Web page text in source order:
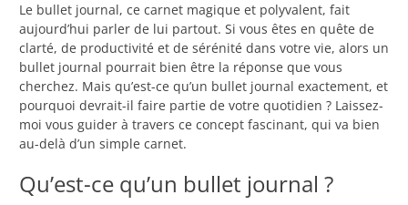
Le bullet journal, ce carnet magique et polyvalent, fait
aujourd’hui parler de lui partout. Si vous êtes en quête de
clarté, de productivité et de sérénité dans votre vie, alors un
bullet journal pourrait bien être la réponse que vous
cherchez. Mais qu’est-ce qu’un bullet journal exactement, et
pourquoi devrait-il faire partie de votre quotidien ? Laissez-
moi vous guider à travers ce concept fascinant, qui va bien
au-delà d’un simple carnet.
Qu’est-ce qu’un bullet journal ?